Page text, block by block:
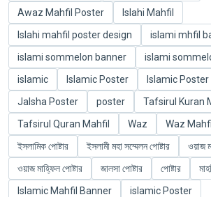
Awaz Mahfil Poster
Islahi Mahfil
Islahi mahfil poster design
islami mhfil
islami sommelon banner
islami
islamic
Islamic Poster
Islamic Poster
Jalsha Poster
poster
Tafsirul Kuran
Tafsirul Quran Mahfil
Waz
Waz
ইসলামিক পোষ্টার
ইসলামী মহা সম্মেলন পোষ্টার
ওয়াজ
ওয়াজ মাহ্ফিল পোষ্টার
জালসা পোষ্টার পোষ্টার
Islamic Mahfil Banner
islamic Poster